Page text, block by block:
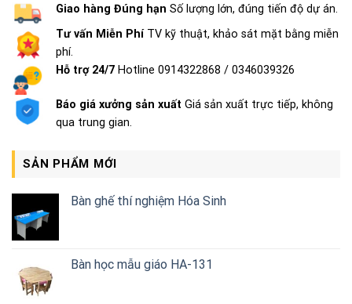
Giao hàng Đúng hạn Số lượng lớn, đúng tiến độ dự án.
Tư vấn Miễn PhíTV kỹ thuật, khảo sát mặt bằng miễn
phí.
Hỗ trợ 24/7 Hotline 0914322868 / 0346039326
Báo giá xưởng sản xuất Giá sản xuất trực tiếp, không
qua trung gian.
SẢN PHẨM MỚI
Bàn ghế thí nghiệm Hóa Sinh
Bàn học mẫu giáo HA-131